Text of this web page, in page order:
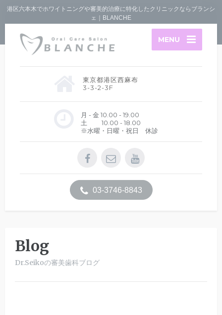
港区六本木でホワイトニングや審美的治療に特化したクリニックならブランシ
ェ｜BLANCHE
MENU
東京都港区西麻布
3-3-2-3F
月 - 金 10.00 - 19.00
土 10.00 - 18.00
※水曜・日曜・祝日 休診
03-3746-8843
Blog
Dr.Seikoの審美歯科ブログ